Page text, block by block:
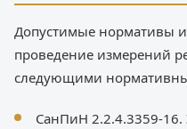
Допустимые нормативы
проведение измерений
следующими
СанПиН 2.2.4.3359-16.